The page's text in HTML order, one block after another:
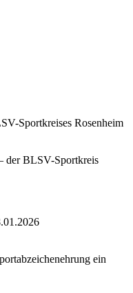
Sport­krei­ses Rosenheim
der BLSV-Sport­kreis
ein